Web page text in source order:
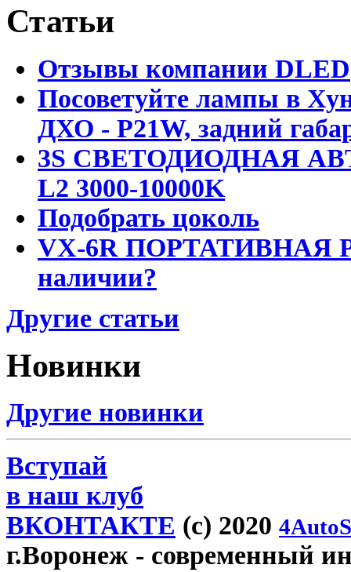
Статьи
Отзывы компании DLED
Посоветуйте лампы в
ДХО - P21W, задний
3S СВЕТОДИОДНАЯ
L2 3000-10000K
Подобрать цоколь
VX-6R ПОРТАТИВНАЯ
наличии?
Другие статьи
Новинки
Другие новинки
Вступай
в наш клуб
ВКОНТАКТЕ (c) 2020
г.Воронеж - современный